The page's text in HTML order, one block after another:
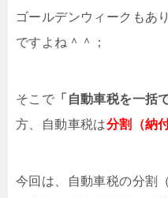
ゴールデンウィークもあ
ですよね＾＾；
そこで 「自動車税を一括
方、自動車税は分割（納
今回は、自動車税の分割